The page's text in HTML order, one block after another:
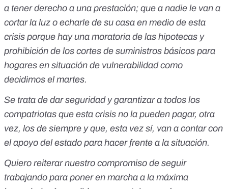
a tener derecho a una prestación; que a nadie le van a
cortar la luz o echarle de su casa en medio de esta
crisis porque hay una moratoria de las hipotecas y
prohibición de los cortes de suministros básicos para
hogares en situación de vulnerabilidad como
decidimos el martes.
Se trata de dar seguridad y garantizar a todos los
compatriotas que esta crisis no la pueden pagar, otra
vez, los de siempre y que, esta vez sí, van a contar con
el apoyo del estado para hacer frente a la situación.
Quiero reiterar nuestro compromiso de seguir
trabajando para poner en marcha a la máxima